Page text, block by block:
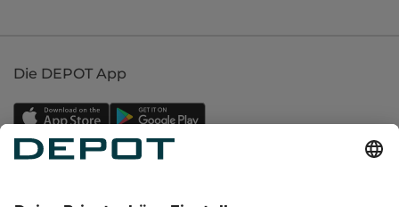
Die DEPOT App